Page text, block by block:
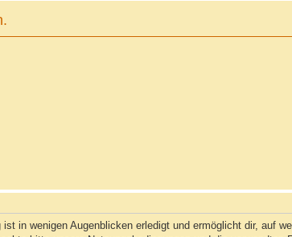
in wenigen Augenblicken erledigt und ermöglicht dir, auf